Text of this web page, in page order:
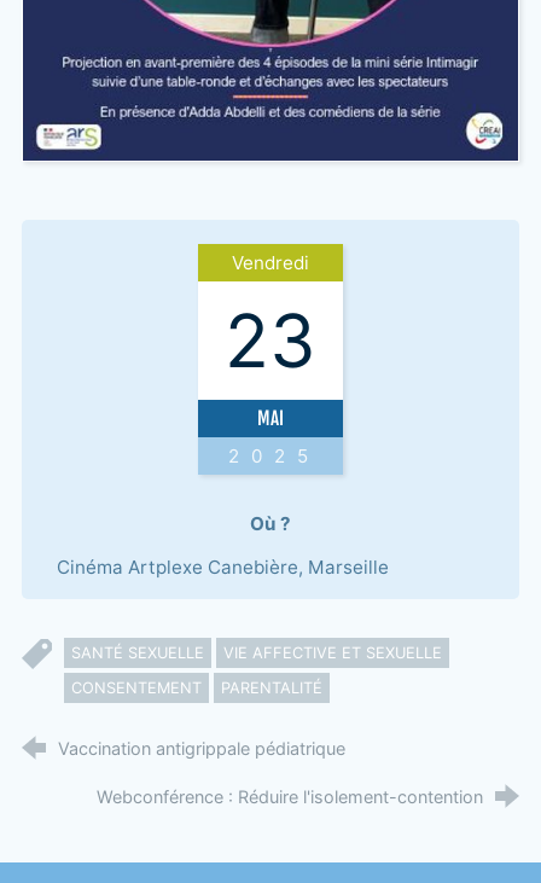
Vendredi
23
MAI
2025
Où ?
Cinéma Artplexe Canebière, Marseille
SANTÉ SEXUELLE
VIE AFFECTIVE ET SEXUELLE
CONSENTEMENT
PARENTALITÉ
Vaccination antigrippale pédiatrique
Webconférence : Réduire l'isolement-contention